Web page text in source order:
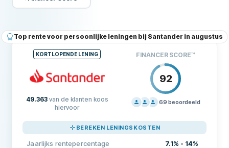
Top rente voor persoonlijke leningen bij Santander in augustus
KORTLOPENDE LENING
49.363van de klanten koos
hiervoor
BEREKEN LENINGSKOSTEN
Jaarlijks rentepercentage
7.1% - 14%
FINANCER SCORE™
92
69 beoordeeld
ONDERSTEUNING
VOORWAARDEN